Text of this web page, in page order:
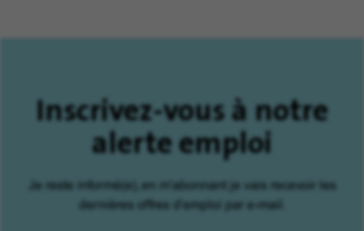
Inscrivez-vous à notre
alerte emploi
Je reste informé(e), en m'abonnant je vais recevoir les
dernières offres d'emploi par e-mail.